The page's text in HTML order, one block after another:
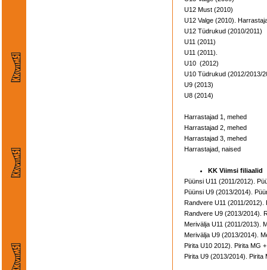
U12 Must (2010)
U12 Valge (2010).
U12 Tüdrukud (2010/2011)
U11 (2011)
U11 (2011).
U10 (2012)
U10 Tüdrukud (2012/2013/
U9 (2013)
U8 (2014)
Harrastajad 1, mehed
Harrastajad 2, mehed
Harrastajad 3, mehed
Harrastajad, naised
KK Viimsi filiaalid
Püünsi U11 (2011/2012).
Püünsi U9 (2013/2014).
Randvere U11 (2011/
Randvere U9 (2013/2014).
Merivälja U11 (2011/2013).
Merivälja U9 (2013/2014).
Pirita U10 2012). Pirita MG
Pirita U9 (2013/2014). Pirita